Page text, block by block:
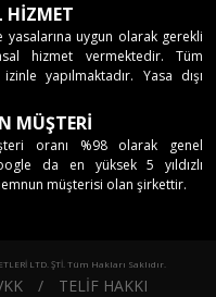
HİZMET
uygun olarak gerekli
hizmet vermektedir. Tüm
yapılmaktadır. Yasa dışı
MÜŞTERİ
oranı %98 olarak genel
da en yüksek 5 yıldızlı
müşterisi olan şirkettir.
LTD. ŞTİ. Tüm Hakları Saklıdır.
/ TELİF HAKKI